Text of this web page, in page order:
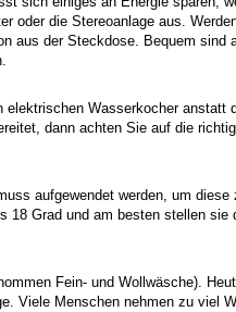
oder die Stereoanlage aus.
aus der Steckdose. Bequem
Wasserkocher anstatt
dann achten Sie auf die
aufgewendet werden, um
18 Grad und am besten stellen
Fein- und Wollwäsche).
Viele Menschen nehmen zu viel